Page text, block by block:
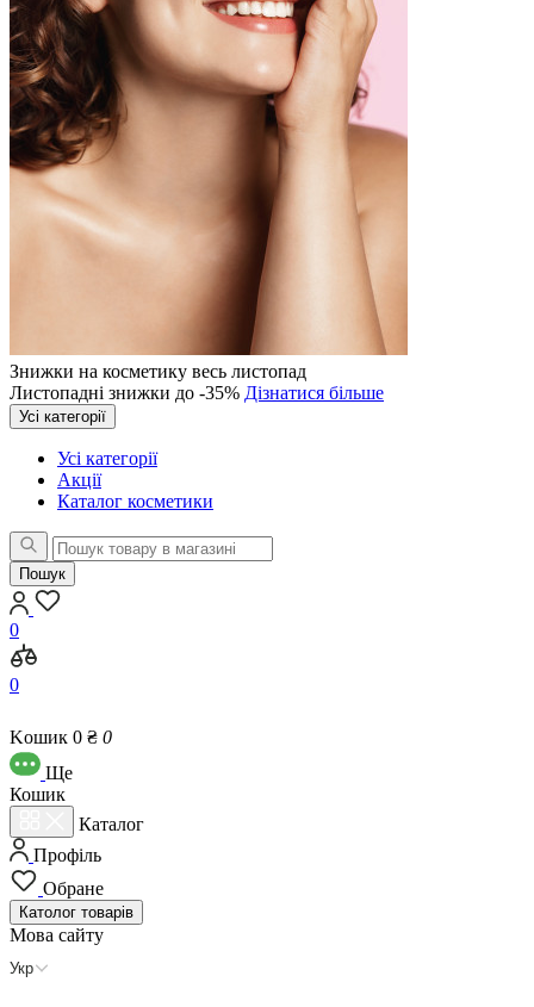
Знижки на косметику весь листопад
Листопадні знижки до -35% Дізнатися більше
Усі категорії
Усі категорії
Акції
Каталог косметики
Пошук
0
0
Kошик 0 ₴ 0
Ще
Кошик
Каталог
Профіль
Обране
Католог товарів
Мова сайту
Укр